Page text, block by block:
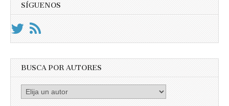
SÍGUENOS
BUSCA POR AUTORES
Busca